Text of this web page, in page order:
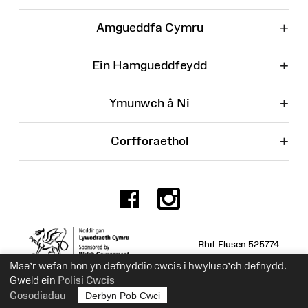
Mae’r wefan hon yn defnyddio cwcis i hwyluso’ch defnydd.
Gweld ein Polisi Cwcis
Gosodiadau
Derbyn Pob Cwci
Amgueddfa Cymru +
Ein Hamgueddfeydd +
Ymunwch â Ni +
Corfforaethol +
Facebook
Rhif Elusen 525774